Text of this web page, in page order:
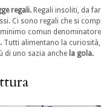
regali. Regali insoliti, da
Ci sono regali che si
comun
Tutti alimentano la curiosità,
di uno sazia anche la gola.